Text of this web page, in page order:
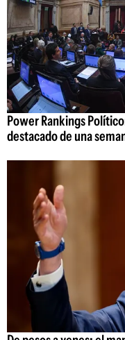
Power Rankings
destacado de una